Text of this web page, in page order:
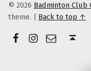
© 2026 Badminton Club
theme. | Back to top ↑